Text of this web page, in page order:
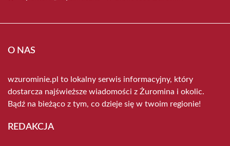
O NAS
wzurominie.pl to lokalny serwis informacyjny, który
dostarcza najświeższe wiadomości z Żuromina i okolic.
Bądź na bieżąco z tym, co dzieje się w twoim regionie!
REDAKCJA